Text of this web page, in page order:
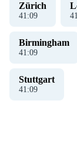
Zürich
41:09 41
Birmingham
41:09
Stuttgart
41:09